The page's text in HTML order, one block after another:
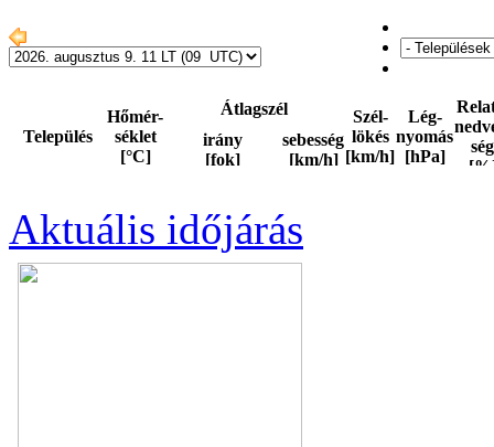
Aktuális időjárás